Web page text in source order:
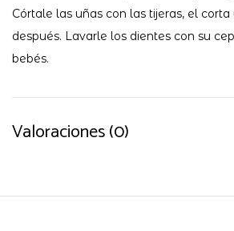
Córtale las uñas con las tijeras, el
después. Lavarle los dientes con su
bebés.
Valoraciones (0)